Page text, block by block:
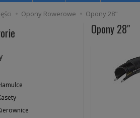
Opony Rowerowe Opony 28"
Opony 28"